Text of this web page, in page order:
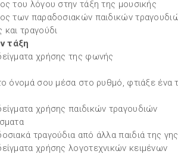
του λόγου στην τάξη της µουσικής
των παραδοσιακών παιδικών
τραγούδι
τάξη
χρήσης της φωνής
όνοµά σου µέσα στο ρυθµό, φτιάξε
χρήσης παιδικών τραγουδιών
τραγούδια από άλλα παιδιά της γης
χρήσης λογοτεχνικών κειµένων